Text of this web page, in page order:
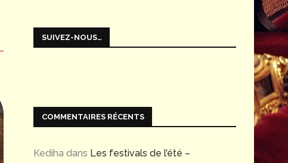
SUIVEZ-NOUS…
COMMENTAIRES RÉCENTS
Kediha dans Les festivals de l’été –